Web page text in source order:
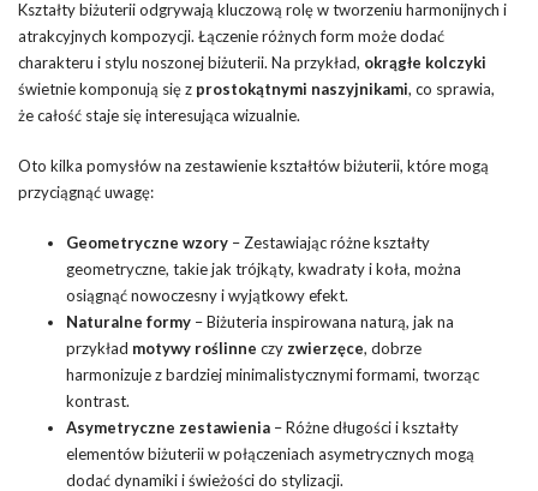
Kształty biżuterii odgrywają kluczową rolę w tworzeniu harmonijnych i
atrakcyjnych kompozycji. Łączenie różnych form może dodać
charakteru i stylu noszonej biżuterii. Na przykład, okrągłe kolczyki
świetnie komponują się z prostokątnymi naszyjnikami, co sprawia,
że całość staje się interesująca wizualnie.
Oto kilka pomysłów na zestawienie kształtów biżuterii, które mogą
przyciągnąć uwagę:
Geometryczne wzory – Zestawiając różne kształty
geometryczne, takie jak trójkąty, kwadraty i koła, można
osiągnąć nowoczesny i wyjątkowy efekt.
Naturalne formy – Biżuteria inspirowana naturą, jak na
przykład motywy roślinne czy zwierzęce, dobrze
harmonizuje z bardziej minimalistycznymi formami, tworząc
kontrast.
Asymetryczne zestawienia – Różne długości i kształty
elementów biżuterii w połączeniach asymetrycznych mogą
dodać dynamiki i świeżości do stylizacji.